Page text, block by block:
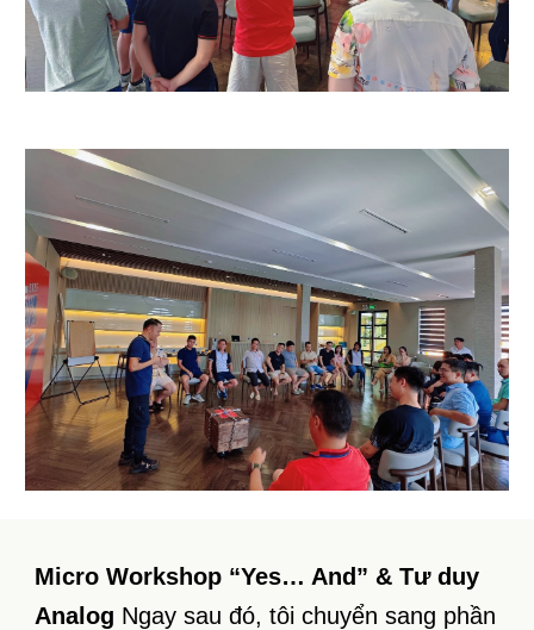
Micro Workshop “Yes… And” & Tư duy
Analog Ngay sau đó, tôi chuyển sang phần